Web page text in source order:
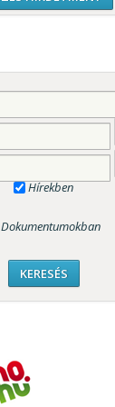
Hírekben
Dokumentumokban